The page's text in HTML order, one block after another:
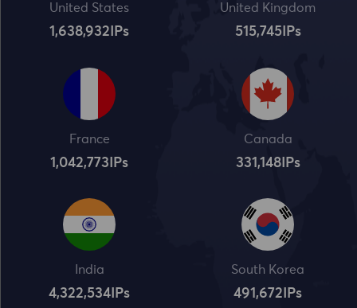
United States
1,638,932 IPs
United Kingdom
515,745IPs
France
1,042,773 IPs
Canada
331,148IPs
India
4,322,534 IPs
South Korea
491,672 IPs